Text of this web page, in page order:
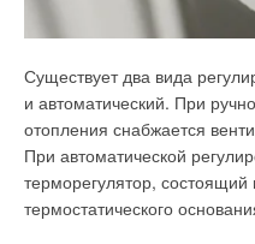
Существует два вида
и автоматический. При
отопления снабжается
При автоматической
терморегулятор, состоящий
термостатического